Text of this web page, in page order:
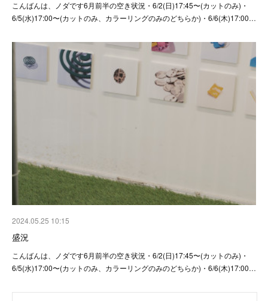
こんばんは、ノダです6月前半の空き状況・6/2(日)17:45〜(カットのみ)・
6/5(水)17:00〜(カットのみ、カラーリングのみのどちらか)・6/6(木)17:00…
2024.05.25 10:15
盛況
こんばんは、ノダです6月前半の空き状況・6/2(日)17:45〜(カットのみ)・
6/5(水)17:00〜(カットのみ、カラーリングのみのどちらか)・6/6(木)17:00…